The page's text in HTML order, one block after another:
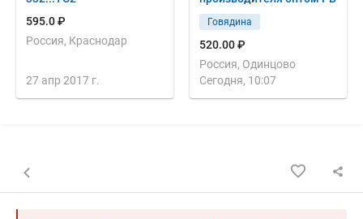
595.0 ₽
Россия, Краснодар
27 апр 2017 г.
Говядина
520.00 ₽
Россия, Одинцово
Сегодня, 10:07
Назад к списку объявлений